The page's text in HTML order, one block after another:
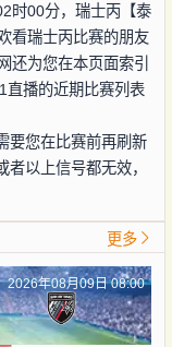
时00分，瑞士丙【泰
看瑞士丙比赛的朋友
还为您在本页面索引
直播的近期比赛列表
要您在比赛前再刷新
以上信号都无效，
更多
2026年08月09日 08:00